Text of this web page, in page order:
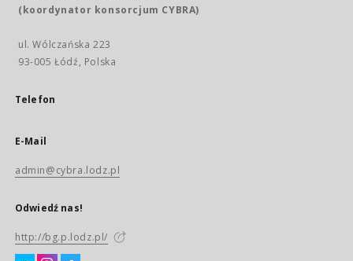
(koordynator konsorcjum CYBRA)
ul. Wólczańska 223
93-005 Łódź, Polska
Telefon
E-Mail
admin@cybra.lodz.pl
Odwiedź nas!
http://bg.p.lodz.pl/